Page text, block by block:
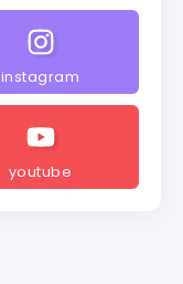
instagram
youtube